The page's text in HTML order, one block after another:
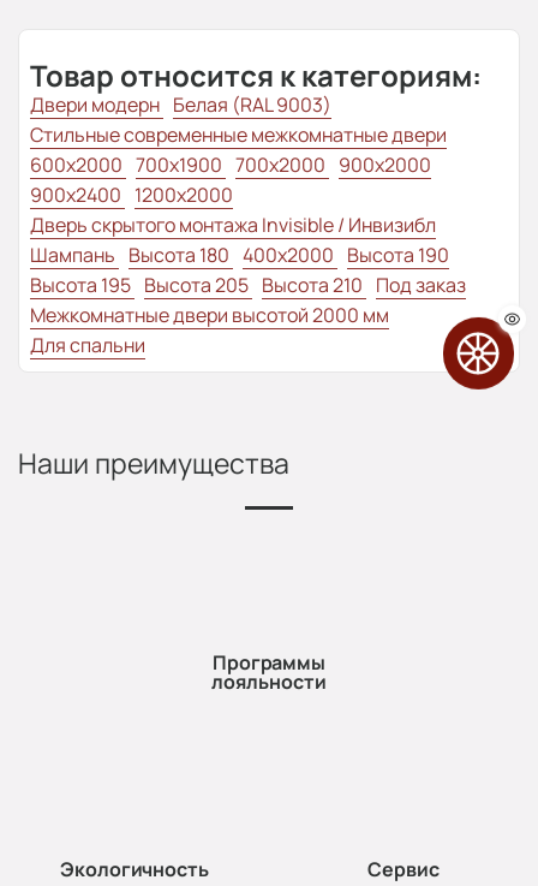
Товар относится к категориям:
Двери модерн Белая (RAL 9003)
Стильные современные межкомнатные двери
600x2000 700x1900 700x2000 900x2000
900x2400 1200x2000
Дверь скрытого монтажа Invisible / Инвизибл
Шампань Высота 180 400x2000 Высота 190
Высота 195 Высота 205 Высота 210 Под заказ
Межкомнатные двери высотой 2000 мм
Для спальни
Наши преимущества
Программы
лояльности
Экологичность Сервис